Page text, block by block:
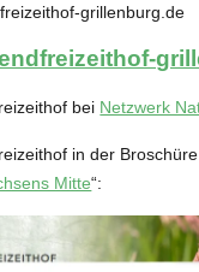
grillenburg.de
bei Netzwerk
in der Broschüre
Mitte“: